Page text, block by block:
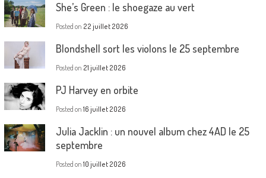
She’s Green : le shoegaze au vert
Posted on 22 juillet 2026
Blondshell sort les violons le 25 septembre
Posted on 21 juillet 2026
PJ Harvey en orbite
Posted on 16 juillet 2026
Julia Jacklin : un nouvel album chez 4AD le 25
septembre
Posted on 10 juillet 2026